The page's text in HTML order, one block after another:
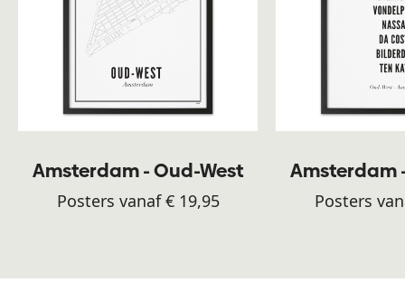
Amsterdam - Oud-West
Posters vanaf € 19,95
Amsterdam
Posters